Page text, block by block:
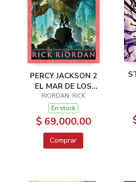
PERCY JACKSON 2
EL MAR DE LOS
MOSNTRUOS
RIORDAN, RICK
En stock
$ 69,000.00
Comprar